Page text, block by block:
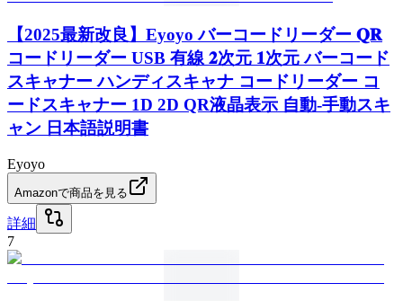
【2025最新改良】Eyoyo バーコードリーダー 𝐐𝐑
コードリーダー USB 有線 𝟐次元 𝟏次元 バーコード
スキャナー ハンディスキャナ コードリーダー コ
ードスキャナー 1D 2D QR液晶表示 自動-手動スキ
ャン 日本語説明書
Eyoyo
Amazonで商品を見る
詳細
7